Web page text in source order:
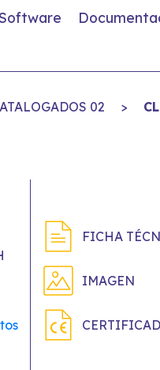
02 >
FICHA
IMAGEN